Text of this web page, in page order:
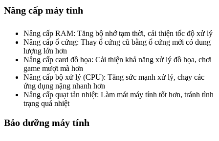
Nâng cấp máy tính
Nâng cấp RAM: Tăng bộ nhớ tạm thời, cải thiện tốc độ xử lý
Nâng cấp ổ cứng: Thay ổ cứng cũ bằng ổ cứng mới có dung
lượng lớn hơn
Nâng cấp card đồ họa: Cải thiện khả năng xử lý đồ họa, chơi
game mượt mà hơn
Nâng cấp bộ xử lý (CPU): Tăng sức mạnh xử lý, chạy các
ứng dụng nặng nhanh hơn
Nâng cấp quạt tản nhiệt: Làm mát máy tính tốt hơn, tránh tình
trạng quá nhiệt
Bảo dưỡng máy tính